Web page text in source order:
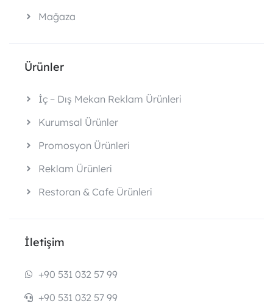
Mağaza
Ürünler
İç – Dış Mekan Reklam Ürünleri
Kurumsal Ürünler
Promosyon Ürünleri
Reklam Ürünleri
Restoran & Cafe Ürünleri
İletişim
+90 531 032 57 99
+90 531 032 57 99